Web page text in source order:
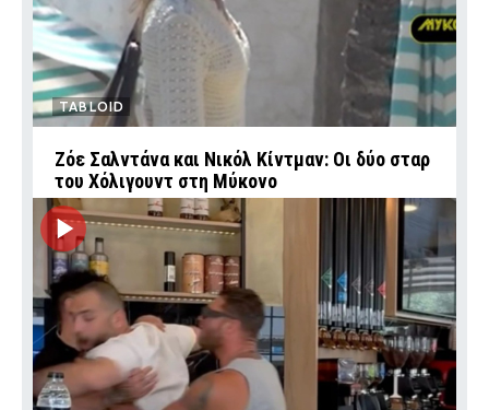
TABLOID
Ζόε Σαλντάνα και Νικόλ Κίντμαν: Οι δύο σταρ
του Χόλιγουντ στη Μύκονο